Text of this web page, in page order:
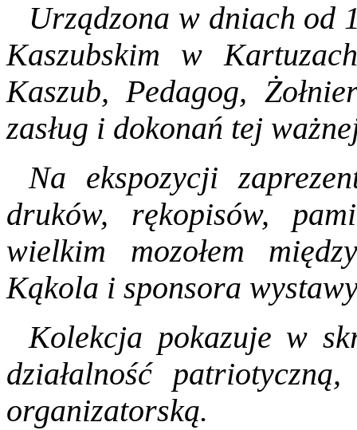
Urządzona w dniach od
Kaszubskim w
Kaszub, Pedagog,
zasług i dokonań tej
Na ekspozycji
druków, rękopisów,
wielkim mozołem
Kąkola i sponsora
Kolekcja pokazuje w
działalność
organizatorską.